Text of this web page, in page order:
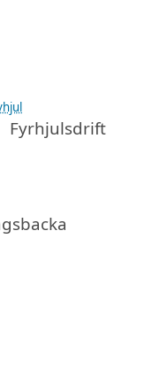
Fyrhjulsdrift